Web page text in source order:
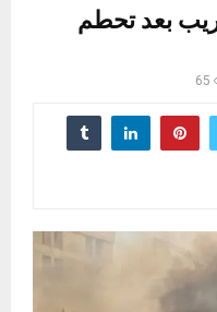
بعد تحطم
65